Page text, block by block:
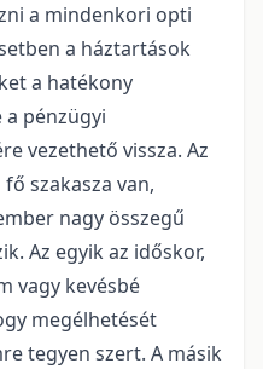
a mindenkori opti
a háztartások
a hatékony
pénzügyi
vezethető vissza. Az
szakasza van,
nagy összegű
Az egyik az időskor,
vagy kevésbé
megélhetését
tegyen szert. A másik